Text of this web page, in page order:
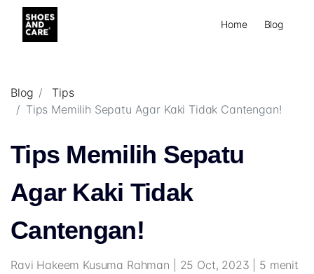
Home Blog
Blog
Tips
Tips Memilih Sepatu Agar Kaki Tidak Cantengan!
Tips Memilih Sepatu
Agar Kaki Tidak
Cantengan!
Ravi Hakeem Kusuma Rahman | 25 Oct, 2023 | 5 menit